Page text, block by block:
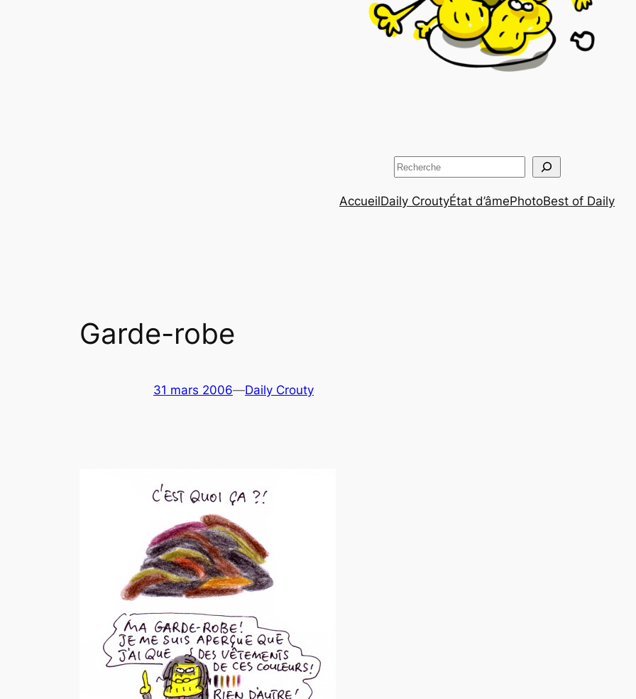
Rechercher
AccueilDaily CroutyÉtat d’âmePhotoBest of Daily
Garde-robe
31 mars 2006—Daily Crouty